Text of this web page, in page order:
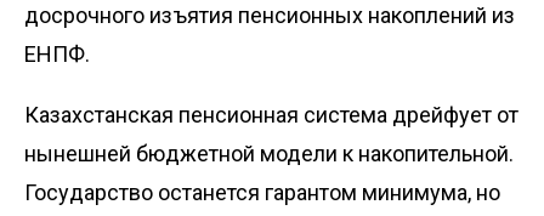
досрочного изъятия пенсионных накоплений из
ЕНПФ.
Казахстанская пенсионная система дрейфует от
нынешней бюджетной модели к накопительной.
Государство останется гарантом минимума, но